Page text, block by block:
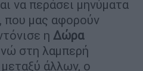
να περάσει μηνύματα
που μας αφορούν
η Δώρα
στη λαμπερή
άλλων, ο